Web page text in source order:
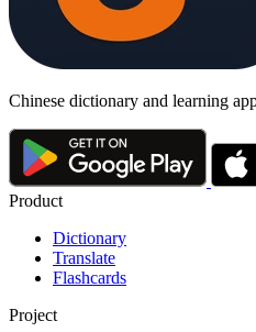
Chinese dictionary and learning
Product
Dictionary
Translate
Flashcards
Project